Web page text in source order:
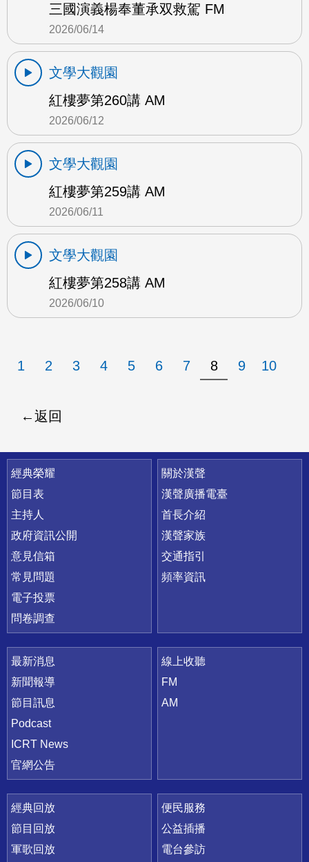
三國演義楊奉董承双救駕 FM
2026/06/14
文學大觀園
紅樓夢第260講 AM
2026/06/12
文學大觀園
紅樓夢第259講 AM
2026/06/11
文學大觀園
紅樓夢第258講 AM
2026/06/10
1 2 3 4 5 6 7 8 9 10
返回
快速連結
經典榮耀
節目表
主持人
政府資訊公開
意見信箱
常見問題
電子投票
問卷調查
關於漢聲
漢聲廣播電臺
首長介紹
漢聲家族
交通指引
頻率資訊
最新消息
新聞報導
節目訊息
Podcast
ICRT News
官網公告
線上收聽
FM
AM
經典回放
節目回放
軍歌回放
便民服務
公益插播
電台參訪